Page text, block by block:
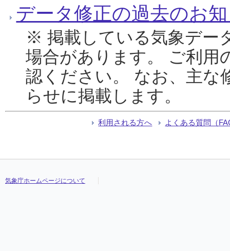
データ修正の過去のお
※ 掲載している気象デー
場合があります。 ご利用
認ください。 なお、主な
らせに掲載します。
利用される方へ よくある質問（
気象庁ホームページについて